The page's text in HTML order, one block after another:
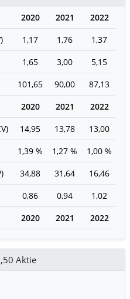
2020 2021 2022
1,17 1,76 1,37
1,65 3,00 5,15
101,65 90,00 87,13
2020 2021 2022
14,95 13,78 13,00
1,39 % 1,27 % 1,00 %
34,88 31,64 16,46
0,86 0,94 1,02
2020 2021 2022
Aktie